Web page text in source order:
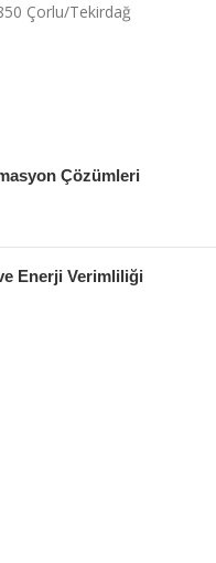
Çorlu/Tekirdağ
Çözümleri
Enerji Verimliliği